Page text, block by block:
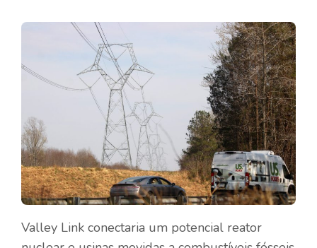
Valley Link conectaria um potencial reator